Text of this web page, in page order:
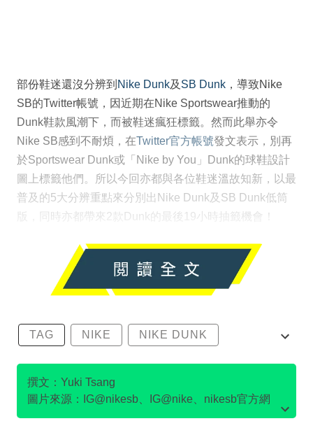
部份鞋迷還沒分辨到 Nike Dunk及 SB Dunk ，導致Nike
SB的Twitter帳號，因近期在Nike Sportswear推動的
Dunk鞋款風潮下，而被鞋迷瘋狂標籤。然而此舉亦令
Nike SB感到不耐煩，在Twitter官方帳號發文表示，別再
於Sportswear Dunk或「Nike by You」Dunk的球鞋設計
圖上標籤他們。所以今回亦都與各位鞋迷溫故知新，以最
普及的5大分辨重點來分別出Nike Dunk及SB Dunk低筒
版，同時亦都帶來2款Dunk的最後19小時抽籤機會！
TAG NIKE NIKE DUNK
SB DUNK
撰文：Yuki Tsang
圖片來源：IG@nikesb、IG@nike、nikesb官方網
站、Twitter@nikesb截圖、nike官方網站、